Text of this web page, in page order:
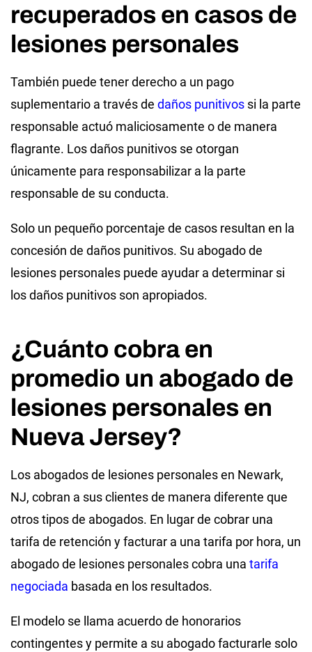
recuperados en casos de
lesiones personales
También puede tener derecho a un pago
suplementario a través de daños punitivos si la parte
responsable actuó maliciosamente o de manera
flagrante. Los daños punitivos se otorgan
únicamente para responsabilizar a la parte
responsable de su conducta.
Solo un pequeño porcentaje de casos resultan en la
concesión de daños punitivos. Su abogado de
lesiones personales puede ayudar a determinar si
los daños punitivos son apropiados.
¿Cuánto cobra en
promedio un abogado de
lesiones personales en
Nueva Jersey?
Los abogados de lesiones personales en Newark,
NJ, cobran a sus clientes de manera diferente que
otros tipos de abogados. En lugar de cobrar una
tarifa de retención y facturar a una tarifa por hora, un
abogado de lesiones personales cobra una tarifa
negociada basada en los resultados.
El modelo se llama acuerdo de honorarios
contingentes y permite a su abogado facturarle solo